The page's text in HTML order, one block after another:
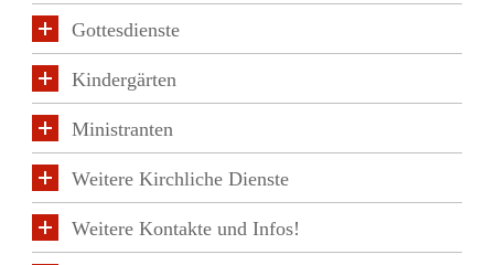
Gottesdienste
Kindergärten
Ministranten
Weitere Kirchliche Dienste
Weitere Kontakte und Infos!